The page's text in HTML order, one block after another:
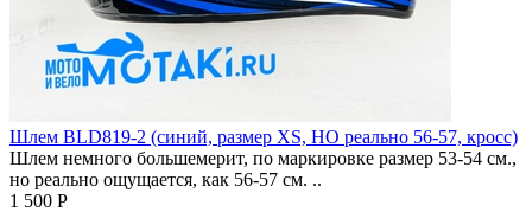
Шлем BLD819-2 (синий, размер XS, НО реально 56-57, кросс)
Шлем немного большемерит, по маркировке размер 53-54 см.,
но реально ощущается, как 56-57 см. ..
1 500 Р